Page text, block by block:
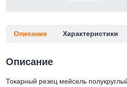
Описание Характеристики
Описание
Токарный резец мейсель